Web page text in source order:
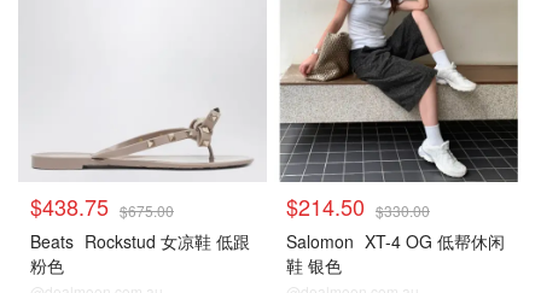
$438.75 $675.00
Beats Rockstud 女凉鞋 低跟
粉色
$214.50 $330.00
Salomon XT-4 OG 低帮休闲
鞋 银色